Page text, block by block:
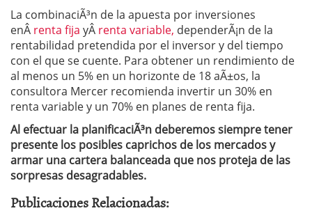
La combinaciÃ³n de la apuesta por inversiones
enÂ renta fija yÂ renta variable, dependerÃ¡n de la
rentabilidad pretendida por el inversor y del tiempo
con el que se cuente. Para obtener un rendimiento de
al menos un 5% en un horizonte de 18 aÃ±os, la
consultora Mercer recomienda invertir un 30% en
renta variable y un 70% en planes de renta fija.
Al efectuar la planificaciÃ³n deberemos siempre tener
presente los posibles caprichos de los mercados y
armar una cartera balanceada que nos proteja de las
sorpresas desagradables.
Publicaciones Relacionadas: